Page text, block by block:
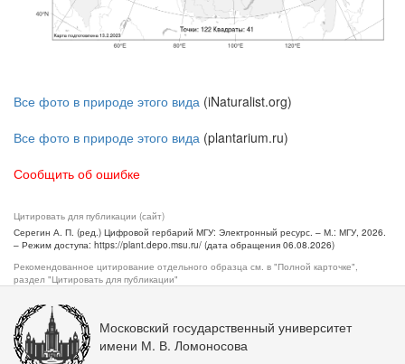
Все фото в природе этого вида (iNaturalist.org)
Все фото в природе этого вида (plantarium.ru)
Сообщить об ошибке
Цитировать для публикации (сайт)
Серегин А. П. (ред.) Цифровой гербарий МГУ: Электронный ресурс. – М.: МГУ, 2026.
– Режим доступа: https://plant.depo.msu.ru/ (дата обращения 06.08.2026)
Рекомендованное цитирование отдельного образца см. в "Полной карточке",
раздел "Цитировать для публикации"
Московский государственный университет
имени М. В. Ломоносова